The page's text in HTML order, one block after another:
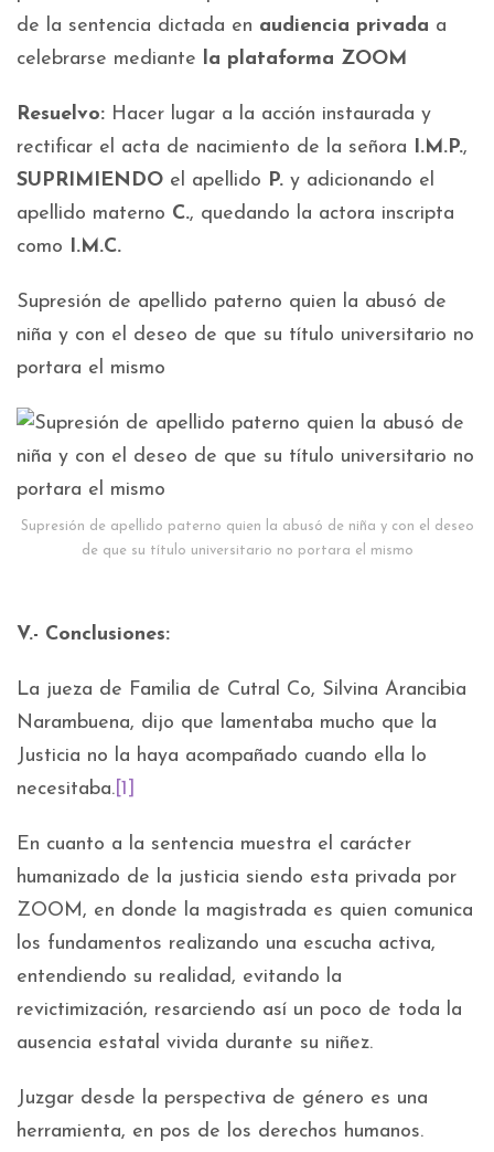
de la sentencia dictada en audiencia privada a
celebrarse mediante la plataforma ZOOM
Resuelvo: Hacer lugar a la acción instaurada y
rectificar el acta de nacimiento de la señora I.M.P.,
SUPRIMIENDO el apellido P. y adicionando el
apellido materno C., quedando la actora inscripta
como I.M.C.
Supresión de apellido paterno quien la abusó de
niña y con el deseo de que su título universitario no
portara el mismo
Supresión de apellido paterno quien la abusó de niña y con el deseo
de que su título universitario no portara el mismo
V.- Conclusiones:
La jueza de Familia de Cutral Co, Silvina Arancibia
Narambuena, dijo que lamentaba mucho que la
Justicia no la haya acompañado cuando ella lo
necesitaba. [1]
En cuanto a la sentencia muestra el carácter
humanizado de la justicia siendo esta privada por
ZOOM, en donde la magistrada es quien comunica
los fundamentos realizando una escucha activa,
entendiendo su realidad, evitando la
revictimización, resarciendo así un poco de toda la
ausencia estatal vivida durante su niñez.
Juzgar desde la perspectiva de género es una
herramienta, en pos de los derechos humanos.